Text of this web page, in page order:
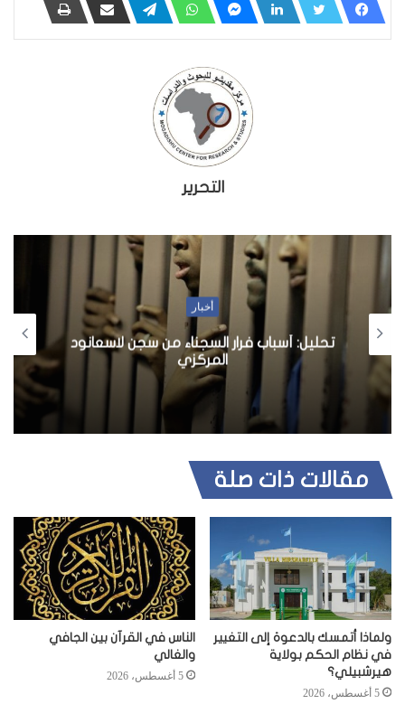
التحرير
أخبار
تحليل: أسباب فرار السجناء من سجن لاسعانود
المركزي
مقالات ذات صلة
ولماذا أتمسك بالدعوة إلى التغيير
في نظام الحكم بولاية
هيرشبيلي؟
5 أغسطس، 2026
الناس في القرآن بين الجافي
والغالي
5 أغسطس، 2026